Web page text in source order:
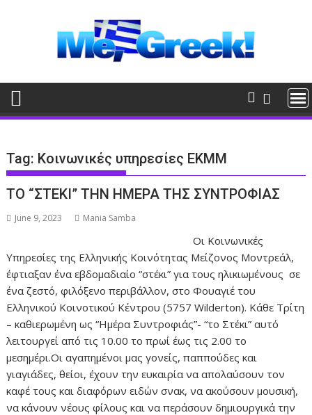
Tag: Κοινωνικές υπηρεσίες ΕΚΜΜ
ΤΟ “ΣΤΕΚΙ” ΤΗΝ ΗΜΕΡΑ ΤΗΣ ΣΥΝΤΡΟΦΙΑΣ
June 9, 2023 Mania Samba
Οι Κοινωνικές
Υπηρεσίες της Ελληνικής Κοινότητας Μείζονος Μοντρεάλ,
έφτιαξαν ένα εβδομαδιαίο “στέκι” για τους ηλικιωμένους σε
ένα ζεστό, φιλόξενο περιβάλλον, στο Φουαγιέ του
Ελληνικού Κοινοτικού Κέντρου (5757 Wilderton). Κάθε Τρίτη
– καθιερωμένη ως “Ημέρα Συντροφιάς”- “το Στέκι” αυτό
λειτουργεί από τις 10.00 το πρωί έως τις 2.00 το
μεσημέρι.Οι αγαπημένοι μας γονείς, παππούδες και
γιαγιάδες, θείοι, έχουν την ευκαιρία να απολαύσουν τον
καφέ τους και διαφόρων ειδών σνακ, να ακούσουν μουσική,
να κάνουν νέους φίλους και να περάσουν δημιουργικά την